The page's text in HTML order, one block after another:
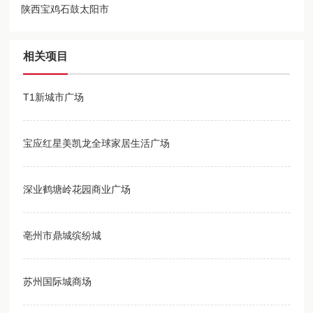
陕西宝鸡石鼓太阳市
相关项目
T1新城市广场
宝应红星美凯龙全球家居生活广场
深业鹤塘岭花园商业广场
亳州市鼎城缤纷城
苏州国际城商场